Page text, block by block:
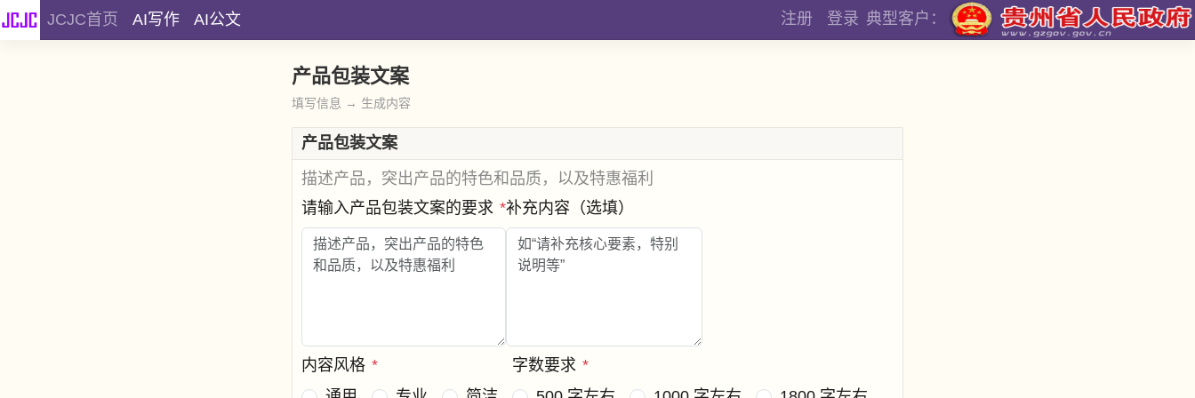
JCJC首页 AI写作 AI公文 注册 登录 典型客户：
产品包装文案
填写信息 → 生成内容
产品包装文案
描述产品，突出产品的特色和品质，以及特惠福利
请输入产品包装文案的要求 *补充内容（选填）
内容风格 *
字数要求 *